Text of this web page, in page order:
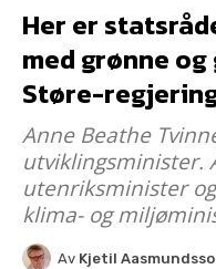
Her er
med grønne
Støre-
Anne Beathe
utviklingsminister.
utenriksminister
klima- og
Av Kjetil